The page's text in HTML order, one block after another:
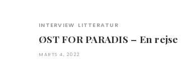
INTERVIEW LITTERATUR
ØST FOR PARADIS – En rejse
MARTS 4, 2022